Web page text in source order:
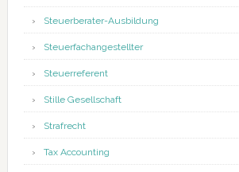
Steuerberater-Ausbildung
Steuerfachangestellter
Steuerreferent
Stille Gesellschaft
Strafrecht
Tax Accounting